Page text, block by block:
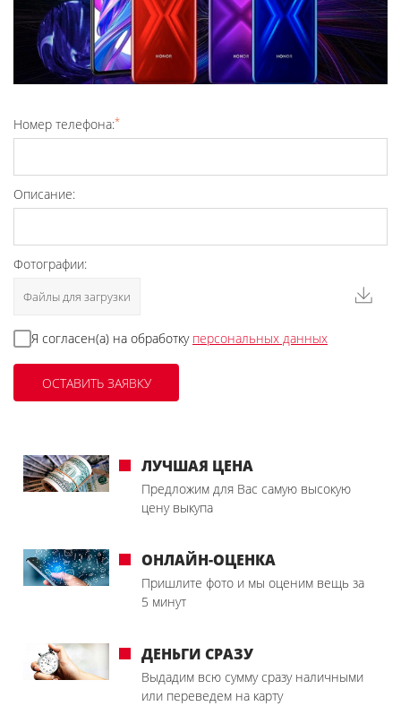
Номер телефона:*
Описание:
Фотографии:
Файлы для загрузки
Я согласен(а) на обработку персональных данных
ЛУЧШАЯ ЦЕНА
Предложим для Вас самую высокую
цену выкупа
ОНЛАЙН-ОЦЕНКА
Пришлите фото и мы оценим вещь за
5 минут
ДЕНЬГИ СРАЗУ
Выдадим всю сумму сразу наличными
или переведем на карту